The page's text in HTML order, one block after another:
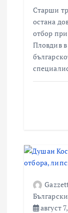
Старши
остана
отбор
Пловдив в
август